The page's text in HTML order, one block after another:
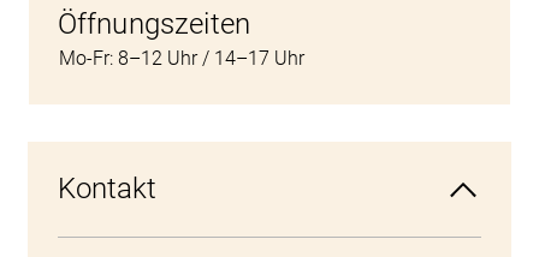
Öffnungszeiten
Mo-Fr: 8–12 Uhr / 14–17 Uhr
Kontakt